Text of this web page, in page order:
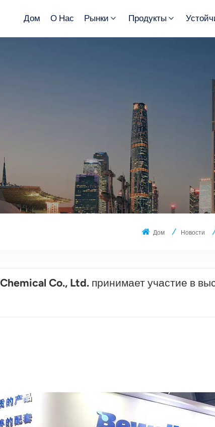
Дом О Нас Рынки Продукты
Дом Новости
Co., Ltd. принимает участие в